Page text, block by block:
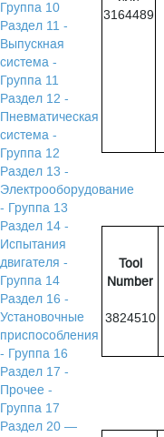
Группа 10
Раздел 11 -
Выпускная
система -
Группа 11
Раздел 12 -
Пневматическая
система -
Группа 12
Раздел 13 -
Электрооборудование
- Группа 13
Раздел 14 -
Испытания
двигателя -
Группа 14
Раздел 16 -
Установочные
приспособления
- Группа 16
Раздел 17 -
Прочее -
Группа 17
Раздел 20 —
3164489
Tool
Number
3824510